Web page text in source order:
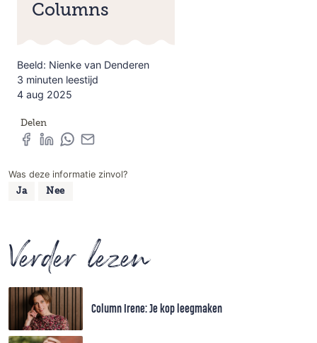
Columns
Beeld: Nienke van Denderen
3 minuten leestijd
4 aug 2025
Delen
Was deze informatie zinvol?
Ja Nee
Verder lezen
Column Irene: Je kop leegmaken